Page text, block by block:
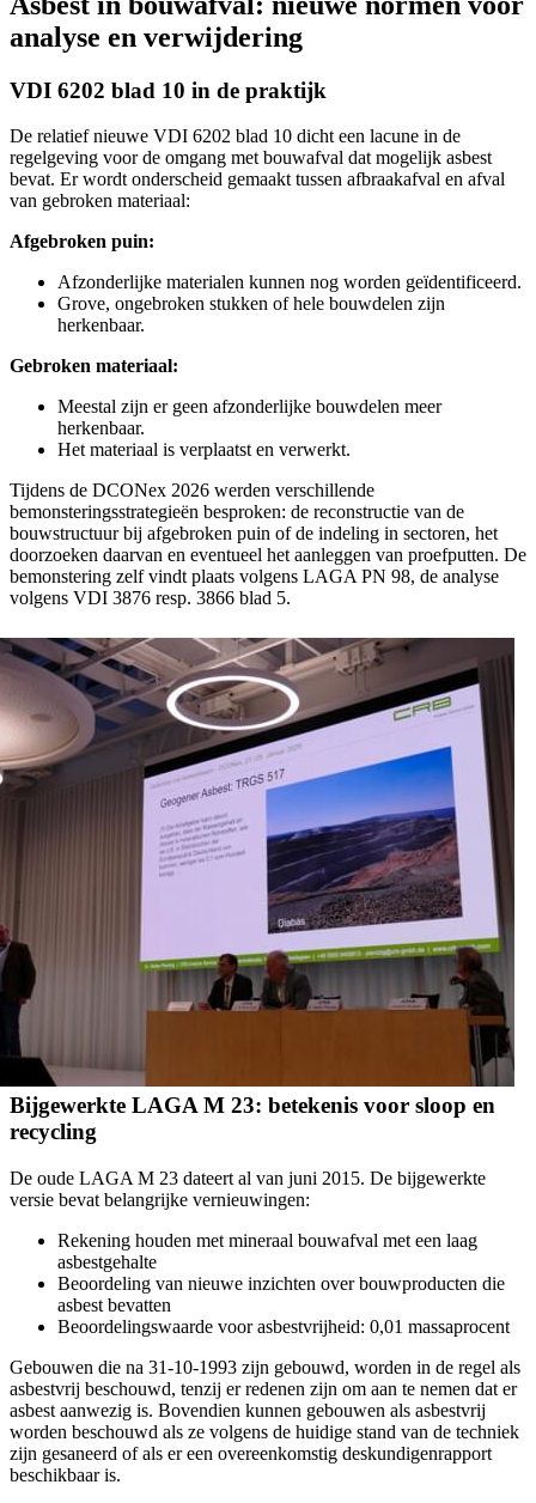
analyse en verwijdering
VDI 6202 blad 10 in de praktijk
De relatief nieuwe VDI 6202 blad 10 dicht een lacune in de
regelgeving voor de omgang met bouwafval dat mogelijk asbest
bevat. Er wordt onderscheid gemaakt tussen afbraakafval en afval
van gebroken materiaal:
Afgebroken puin:
Afzonderlijke materialen kunnen nog worden geïdentificeerd.
Grove, ongebroken stukken of hele bouwdelen zijn
herkenbaar.
Gebroken materiaal:
Meestal zijn er geen afzonderlijke bouwdelen meer
herkenbaar.
Het materiaal is verplaatst en verwerkt.
Tijdens de DCONex 2026 werden verschillende
bemonsteringsstrategieën besproken: de reconstructie van de
bouwstructuur bij afgebroken puin of de indeling in sectoren, het
doorzoeken daarvan en eventueel het aanleggen van proefputten. De
bemonstering zelf vindt plaats volgens LAGA PN 98, de analyse
volgens VDI 3876 resp. 3866 blad 5.
Bijgewerkte LAGA M 23: betekenis voor sloop en
recycling
De oude LAGA M 23 dateert al van juni 2015. De bijgewerkte
versie bevat belangrijke vernieuwingen:
Rekening houden met mineraal bouwafval met een laag
asbestgehalte
Beoordeling van nieuwe inzichten over bouwproducten die
asbest bevatten
Beoordelingswaarde voor asbestvrijheid: 0,01 massaprocent
Gebouwen die na 31-10-1993 zijn gebouwd, worden in de regel als
asbestvrij beschouwd, tenzij er redenen zijn om aan te nemen dat er
asbest aanwezig is. Bovendien kunnen gebouwen als asbestvrij
worden beschouwd als ze volgens de huidige stand van de techniek
zijn gesaneerd of als er een overeenkomstig deskundigenrapport
beschikbaar is.